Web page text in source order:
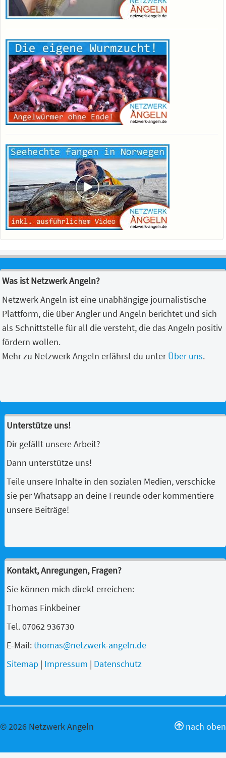
Was ist Netzwerk Angeln?
Netzwerk Angeln ist eine unabhängige journalistische
Plattform, die über Angler und Angeln berichtet und sich
als Schnittstelle für all die versteht, die das Angeln positiv
fördern wollen.
Mehr zu Netzwerk Angeln erfährst du unterÜber uns.
Unterstütze uns!
Dir gefällt unsere Arbeit?
Dann unterstütze uns!
Teile unsere Inhalte in den sozialen Medien, verschicke
sie per Whatsapp an deine Freunde oder kommentiere
unsere Beiträge!
Kontakt, Anregungen, Fragen?
Sie können mich direkt erreichen:
Thomas Finkbeiner
Tel. 07062 936730
E-Mail:thomas@netzwerk-angeln.de
Sitemap | Impressum | Datenschutz
nach oben
© 2026 Netzwerk Angeln